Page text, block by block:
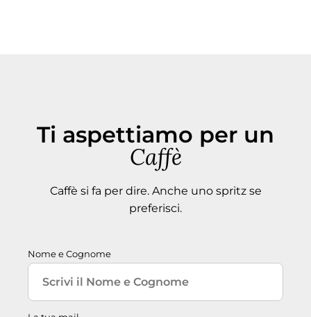
Ti aspettiamo per un
Caffè
Caffè si fa per dire. Anche uno spritz se
preferisci.
Nome e Cognome